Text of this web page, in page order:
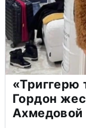
«Триггерю
Гордон
Ахмедовой